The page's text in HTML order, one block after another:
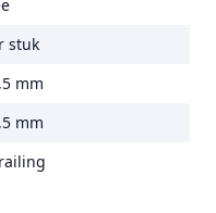
stuk
mm
mm